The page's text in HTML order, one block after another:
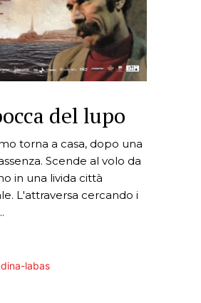
del lupo
torna a casa, dopo una
Scende al volo da
in una livida città
L'attraversa cercando i